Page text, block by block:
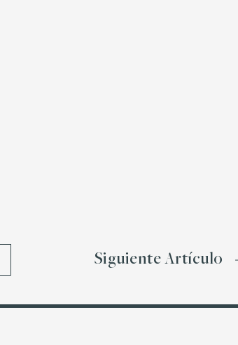
Siguiente Artículo